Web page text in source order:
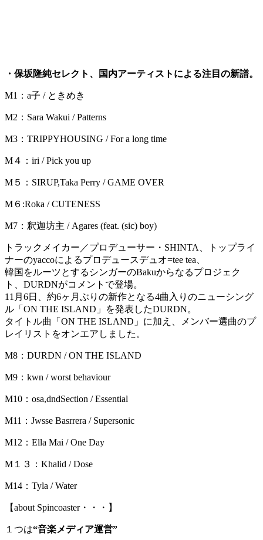
・保坂隆純セレクト、国内アーティストによる注目の新譜。
M1：a子 / ときめき
M2：Sara Wakui / Patterns
M3：TRIPPYHOUSING / For a long time
M４：iri / Pick you up
M５：SIRUP,Taka Perry / GAME OVER
M６:Roka / CUTENESS
M7：釈迦坊主 / Agares (feat. (sic) boy)
トラックメイカー／プロデューサー・SHINTA、トップライ
ナーのyaccoによるプロデュースデュオ=tee tea、
韓国をルーツとするシンガーのBakuからなるプロジェク
ト、DURDNがコメントで登場。
11月6日、約6ヶ月ぶりの新作となる4曲入りのニューシング
ル「ON THE ISLAND」を発表したDURDN。
タイトル曲「ON THE ISLAND」に加え、メンバー選曲のプ
レイリストをオンエアしました。
M8：DURDN / ON THE ISLAND
M9：kwn / worst behaviour
M10：osa,dndSection / Essential
M11：Jwsse Basrrera / Supersonic
M12：Ella Mai / One Day
M１３：Khalid / Dose
M14：Tyla / Water
【about Spincoaster・・・】
１つは“音楽メディア運営”